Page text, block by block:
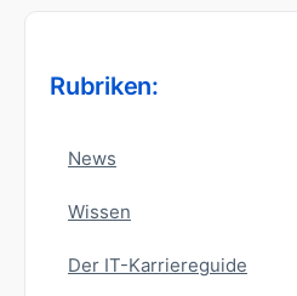
Rubriken:
News
Wissen
Der IT-Karriereguide